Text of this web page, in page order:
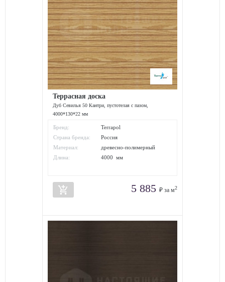
Террасная доска
Дуб Севилья 50 Кантри, пустотелая с пазом,
4000*130*22 мм
Бренд:
Terrapol
Страна бренда:
Россия
Материал:
древесно-полимерный
композит
Длина: 4000 мм
add_shopping_cart 5 885 ₽ за м2